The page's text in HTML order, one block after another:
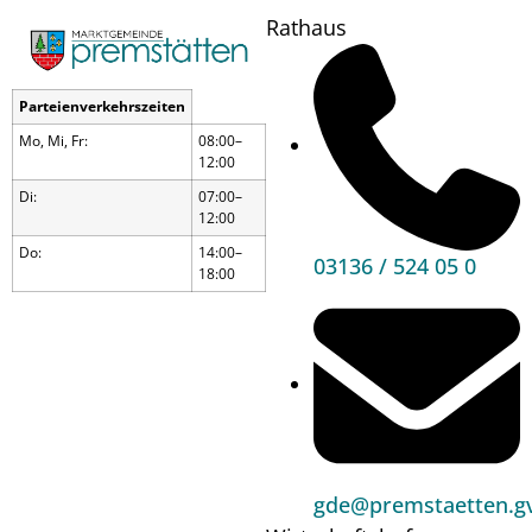
Parteienverkehrszeiten
Mo, Mi, Fr:
08:00–
12:00
Di:
07:00–
12:00
Do:
14:00–
18:00
Rathaus
03136 / 524 05 0
Erhebung der Statistik
Einkommen und